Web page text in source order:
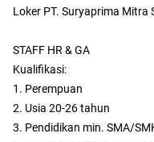
Loker PT. Suryaprima Mitra
STAFF HR & GA
Kualifikasi:
1. Perempuan
2. Usia 20-26 tahun
3. Pendidikan min. SMA/